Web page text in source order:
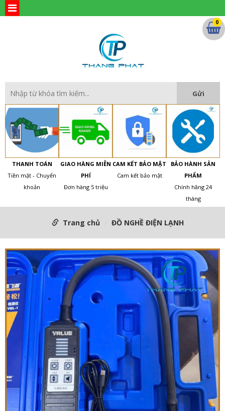
THANH TOÁN
Tiền mặt - Chuyển
khoản
GIAO HÀNG MIỄN
PHÍ
Đơn hàng 5 triệu
CAM KẾT BẢO MẬT
Cam kết bảo mật
BẢO HÀNH SẢN
PHẨM
Chính hãng 24
tháng
0
Trang chủ ĐỒ NGHỀ ĐIỆN LẠNH